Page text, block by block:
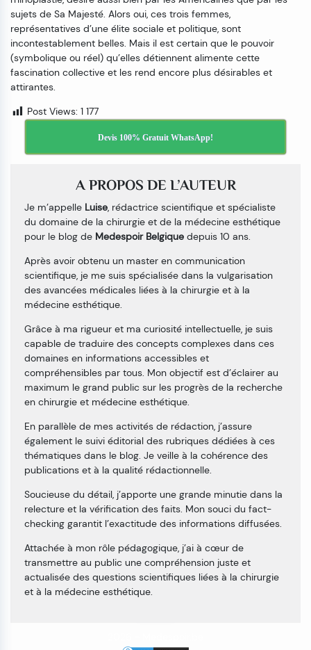
sujets de Sa Majesté. Alors oui, ces trois femmes,
représentatives d’une élite sociale et politique, sont
incontestablement belles. Mais il est certain que le pouvoir
(symbolique ou réel) qu’elles détiennent alimente cette
fascination collective et les rend encore plus désirables et
attirantes.
Post Views: 1 177
Devis 100% Gratuit WhatsApp!
A PROPOS DE L’AUTEUR
Je m’appelle Luise, rédactrice scientifique et spécialiste
du domaine de la chirurgie et de la médecine esthétique
pour le blog de Medespoir Belgique depuis 10 ans.
Après avoir obtenu un master en communication
scientifique, je me suis spécialisée dans la vulgarisation
des avancées médicales liées à la chirurgie et à la
médecine esthétique.
Grâce à ma rigueur et ma curiosité intellectuelle, je suis
capable de traduire des concepts complexes dans ces
domaines en informations accessibles et
compréhensibles par tous. Mon objectif est d’éclairer au
maximum le grand public sur les progrès de la recherche
en chirurgie et médecine esthétique.
En parallèle de mes activités de rédaction, j’assure
également le suivi éditorial des rubriques dédiées à ces
thématiques dans le blog. Je veille à la cohérence des
publications et à la qualité rédactionnelle.
Soucieuse du détail, j’apporte une grande minutie dans la
relecture et la vérification des faits. Mon souci du fact-
checking garantit l’exactitude des informations diffusées.
Attachée à mon rôle pédagogique, j’ai à cœur de
transmettre au public une compréhension juste et
actualisée des questions scientifiques liées à la chirurgie
et à la médecine esthétique.